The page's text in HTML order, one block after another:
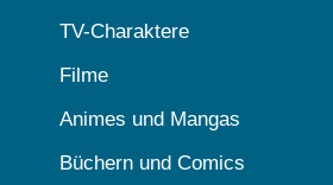
TV-Charaktere
Filme
Animes und Mangas
Büchern und Comics